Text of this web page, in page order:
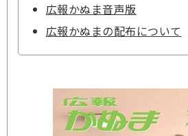
広報かぬま音声版
広報かぬまの配布について